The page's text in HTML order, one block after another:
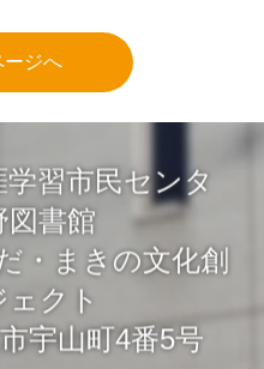
ージへ
習市民センタ
図書館
・まきの文化創
クト
宇山町4番5号